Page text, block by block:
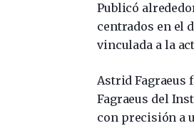
Publicó
centrados en el
vinculada a la
Astrid Fagraeus
Fagraeus del
con precisión a